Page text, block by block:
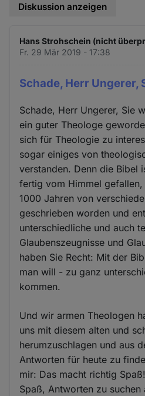
Diskussion anzeigen
Hans Strohschein (nicht
Fr. 29 Mär 2019 - 17:38
Schade, Herr Ungerer,
Schade, Herr Ungerer, Sie
ein guter Theologe
sich für Theologie zu
sogar einiges von
verstanden. Denn die Bibel
fertig vom Himmel
1000 Jahren von
geschrieben worden und
unterschiedliche und auch
Glaubenszeugnisse und
haben Sie Recht: Mit der
man will - zu ganz
kommen.
Und wir armen Theologen
uns mit diesem alten und
herumzuschlagen und aus
Antworten für heute zu
mir: Das macht richtig
Spaß, Antworten zu